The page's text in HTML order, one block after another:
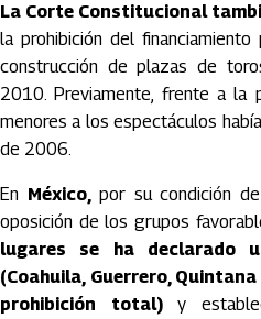
La Corte Constitucional
la prohibición del
construcción de plazas de
2010. Previamente, frente a la
menores a los espectáculos
de 2006.
En México,por su condición
oposición de los grupos
lugares se ha declarado
(Coahuila, Guerrero,
prohibición total)y